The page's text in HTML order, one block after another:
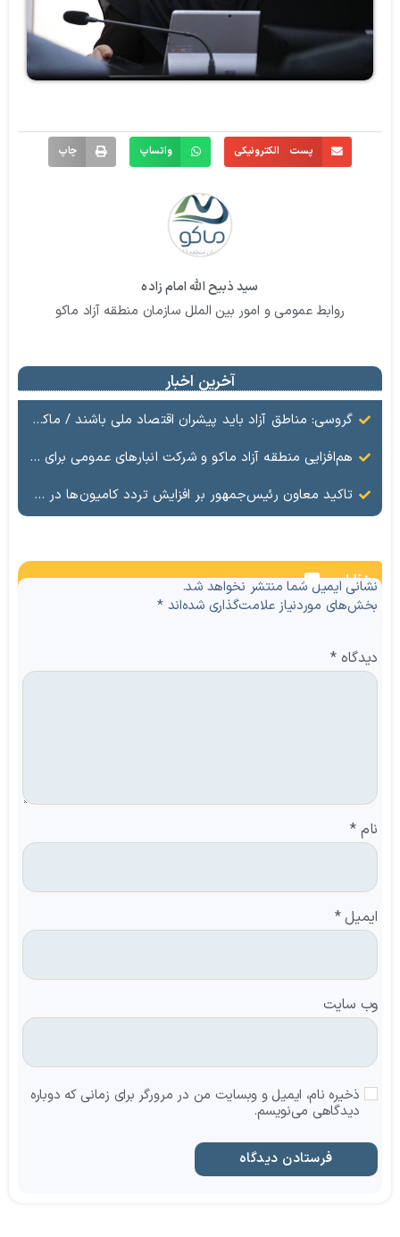
پست الکترونیکی واتساپ چاپ
سید ذبیح الله امام زاده
روابط عمومی و امور بین الملل سازمان منطقه آزاد ماکو
آخرین اخبار
گروسی: مناطق آزاد باید پیشران اقتصاد ملی باشند / ماکو در مسیر گشایش اقتصادی و تکمیل زیرساخت‌ها
هم‌افزایی منطقه آزاد ماکو و شرکت انبارهای عمومی برای ارتقای ظرفیت لجستیکی مرز بازرگان
تاکید معاون رئیس‌جمهور بر افزایش تردد کامیون‌ها در مرز بازرگان
نظرات
نشانی ایمیل شما منتشر نخواهد شد.
بخش‌های موردنیاز علامت‌گذاری شده‌اند*
دیدگاه*
نام *
ایمیل*
وب‌ سایت
ذخیره نام، ایمیل و وبسایت من در مرورگر برای زمانی که دوباره
دیدگاهی می‌نویسم.